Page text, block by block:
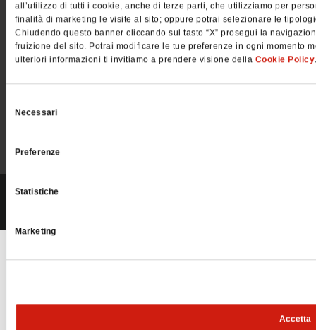
all’utilizzo di tutti i cookie, anche di terze parti, che utilizziamo per
finalità di marketing le visite al sito; oppure potrai selezionare le
Chiudendo questo banner cliccando sul tasto “X” prosegui la
fruizione del sito. Potrai modificare le tue preferenze in ogni momento
ulteriori informazioni ti invitiamo a prendere visione della Cookie Policy
delNecessari
Preferenze
Statistiche
Marketing
Accetta
PELLEGRINI S.P.A.
C.F. e P.IVA n° 01514670270 | Codice univoco SDI: A4707H7 |